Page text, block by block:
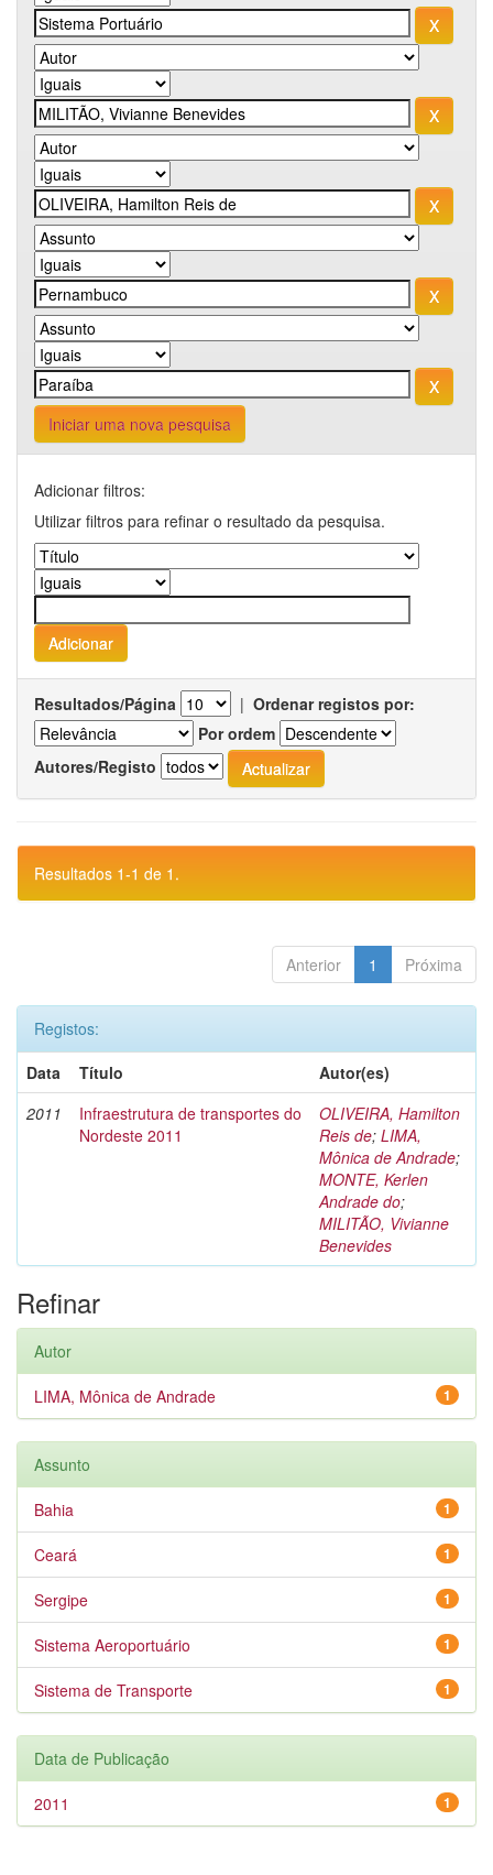
Iniciar uma nova pesquisa
Adicionar filtros:
Utilizar filtros para refinar o resultado da pesquisa.
Resultados/Página | Ordenar registos por:
Por ordem
Autores/Registo
Resultados 1-1 de 1.
Anterior 1 Próxima
Registos:
Data
Título
Autor(es)
2011
Infraestrutura de transportes do
Nordeste 2011
OLIVEIRA, Hamilton
Reis de; LIMA,
Mônica de Andrade;
MONTE, Kerlen
Andrade do;
MILITÃO, Vivianne
Benevides
Refinar
Autor
1
LIMA, Mônica de Andrade
Assunto
1
Bahia
1
Ceará
1
Sergipe
1
Sistema Aeroportuário
1
Sistema de Transporte
Data de Publicação
1
2011